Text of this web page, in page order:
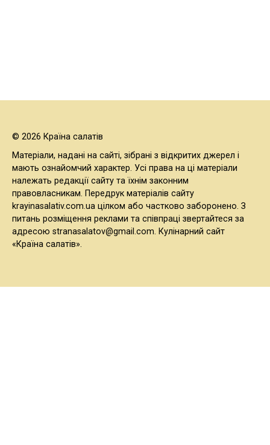
© 2026 Країна салатів
Матеріали, надані на сайті, зібрані з відкритих джерел і
мають ознайомчий характер. Усі права на ці матеріали
належать редакції сайту та їхнім законним
правовласникам. Передрук матеріалів сайту
krayinasalativ.com.ua цілком або частково заборонено. З
питань розміщення реклами та співпраці звертайтеся за
адресою stranasalatov@gmail.com. Кулінарний сайт
«Країна салатів».